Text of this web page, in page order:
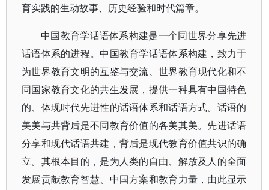
育实践的生动故事、历史经验和时代篇章。
中国教育学话语体系构建是一个同世界分享先进
话语体系的进程。中国教育学话语体系构建，致力于
为世界教育文明的互鉴与交流、世界教育现代化和不
同国家教育文化的共生发展，提供一种具有中国特色
的、体现时代先进性的话语体系和话语方式。话语的
美美与共背后是不同教育价值的各美其美。先进话语
分享和现代话语共建，背后是现代教育价值共识的确
立。其根本目的，是为人类的自由、解放及人的全面
发展贡献教育智慧、中国方案和教育力量，由此显示